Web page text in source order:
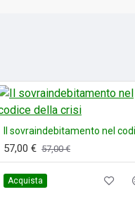
57,00 € 57,00 €
Acquista